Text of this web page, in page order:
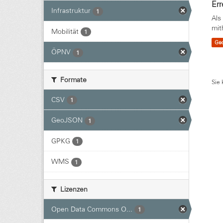
Infrastruktur 1
Mobilität 1
ÖPNV 1
Formate
CSV 1
GeoJSON 1
GPKG 1
WMS 1
Lizenzen
Open Data Commons O... 1
Sie